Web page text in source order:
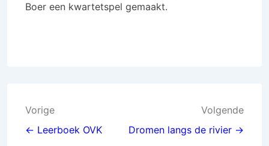
Boer een kwartetspel gemaakt.
Bericht
navigatie
Vorige
← Leerboek OVK
Volgende
Dromen langs de rivier →